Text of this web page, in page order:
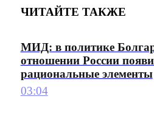
ЧИТАЙТЕ ТАКЖЕ
МИД: в политике
отношении России
рациональные элементы
03:04